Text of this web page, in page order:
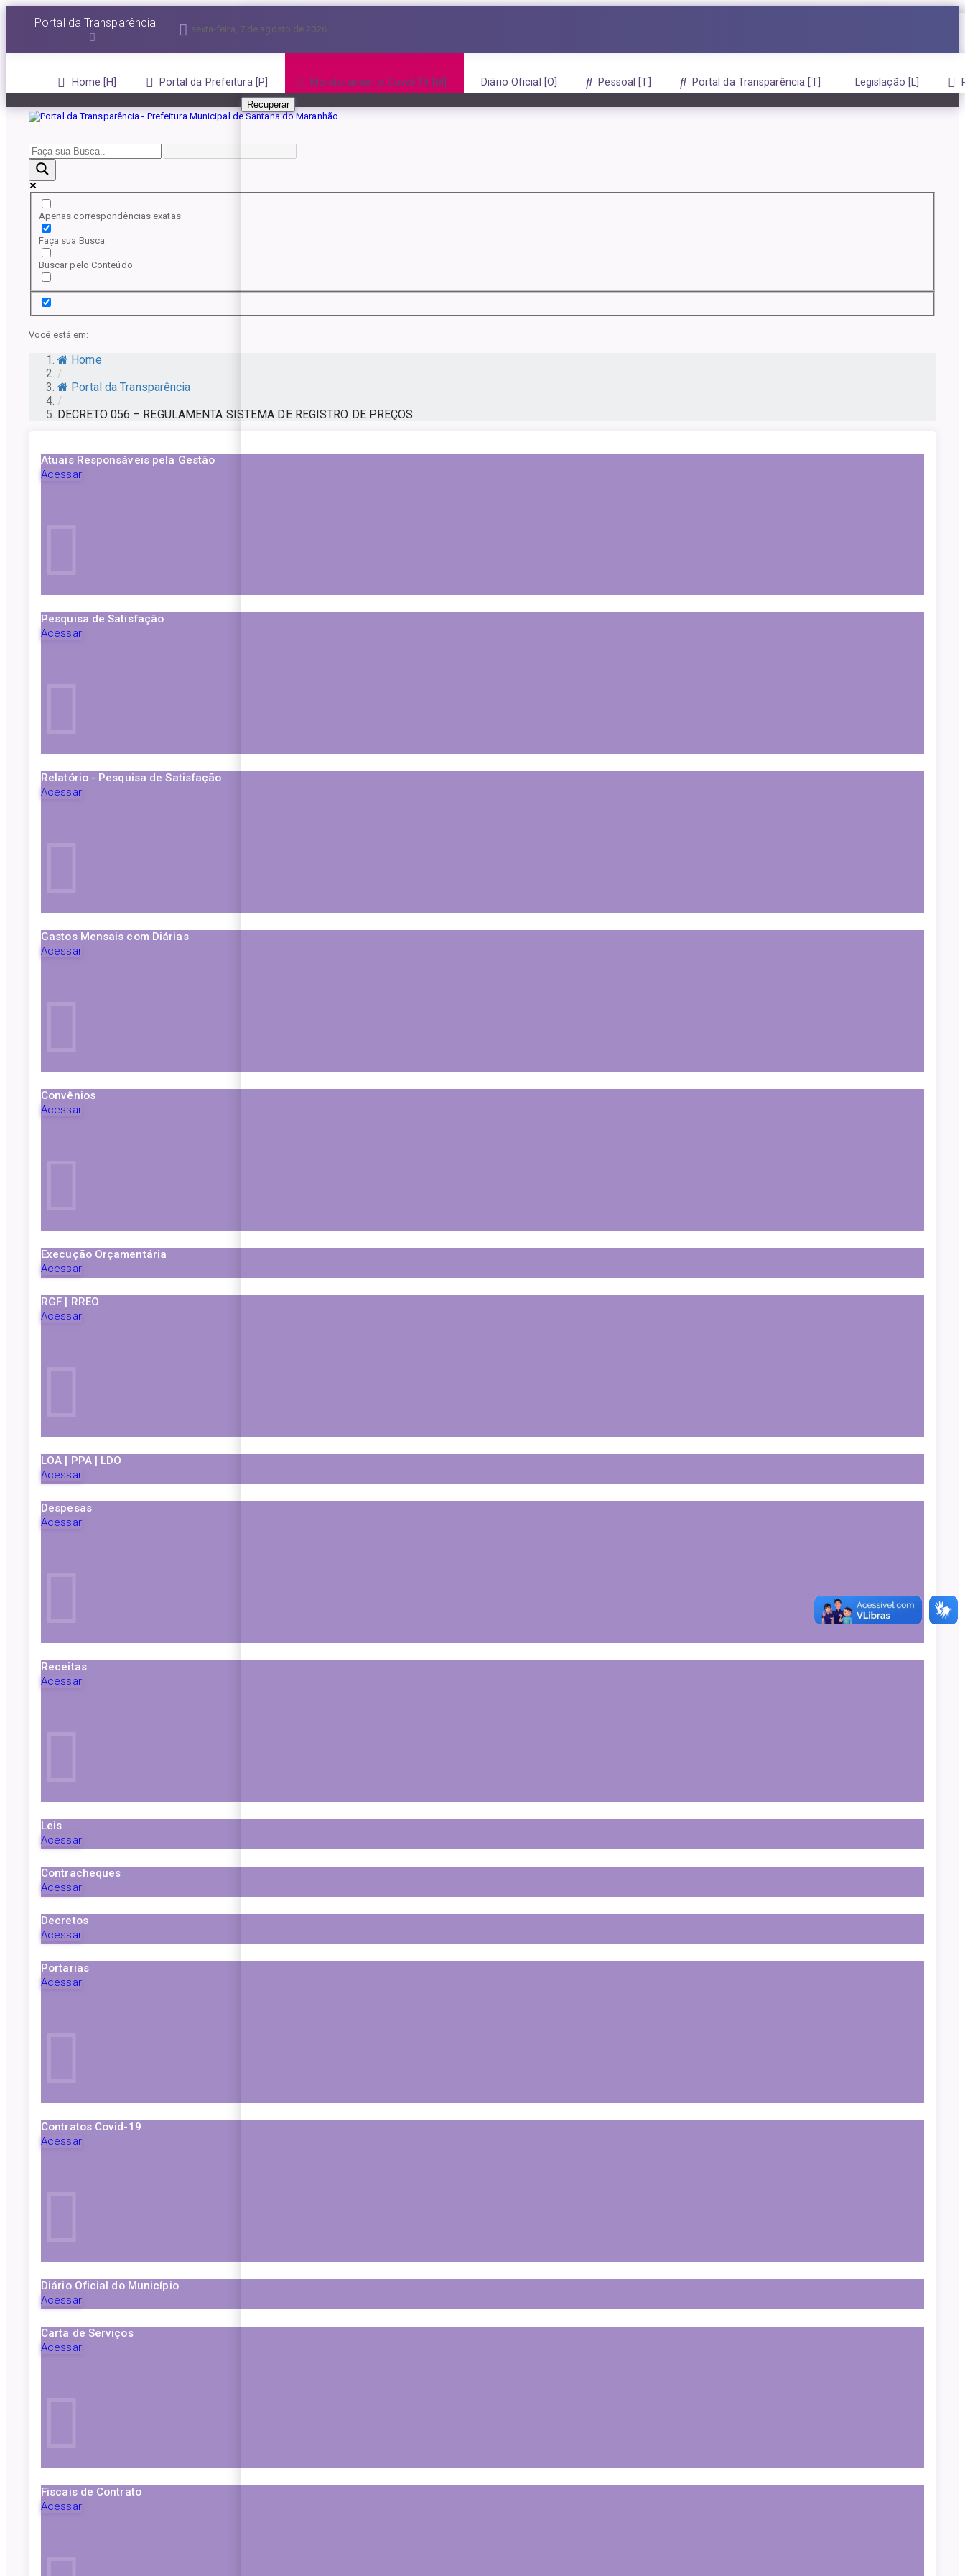
Home Portal da Prefeitura Monitoramento Covid-19 Diário Oficial Pessoal Portal da Transparência Legislação
Portal da Transparência sexta-feira, 7 de agosto de 2026
Apenas correspondências exatas
Faça sua Busca
Buscar pelo Conteúdo
Você está em:
Home
/
Portal da Transparência
/
DECRETO 056 – REGULAMENTA SISTEMA DE REGISTRO DE PREÇOS
Atuais Responsáveis pela Gestão
Acessar
Pesquisa de Satisfação
Acessar
Relatório - Pesquisa de Satisfação
Acessar
Gastos Mensais com Diárias
Acessar
Convênios
Acessar
Execução Orçamentária
Acessar
RGF | RREO
Acessar
LOA | PPA | LDO
Acessar
Despesas
Acessar
Receitas
Acessar
Leis
Acessar
Contracheques
Acessar
Decretos
Acessar
Portarias
Acessar
Contratos Covid-19
Acessar
Diário Oficial do Município
Acessar
Carta de Serviços
Acessar
Fiscais de Contrato
Acessar
Recuperar